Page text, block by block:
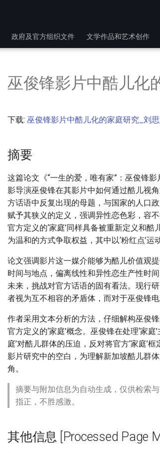
政府及官方组织文件 文学作品和艺术创作
巫俊锋影片中酷儿化
下载: 巫俊锋影片中酷儿化的家庭研究_刘
摘要
这篇论文《“一生的爱，唯有家”：巫俊锋
影导演巫俊锋在其影片中如何通过酷儿视
方话语中反复出现的母题，与国家的人口
赋予其狭义的定义，强调异性恋色彩，容
官方定义的‘家庭’同样具备被重新定义和
为温和的方式争取权益，其中以‘粉红点’运
论文强调影片这一媒介能够为酷儿价值观
时间与地点，偏离线性和异性恋生产性时
未来，挑战对官方话语的固有看法。现行
者视为互不相容的矛盾体，而对于巫俊锋
作者采用文本分析的方法，仔细解构巫俊
官方定义的‘家庭’概念。巫俊锋在处理‘家
庭’对酷儿群体的压迫，反对将官方‘家庭’
影片研究中的空白，为理解新加坡酷儿群
角。
摘要与附加信息为自动生成，仅供检索
指正，不胜感激。
其他信息 [Processed Page